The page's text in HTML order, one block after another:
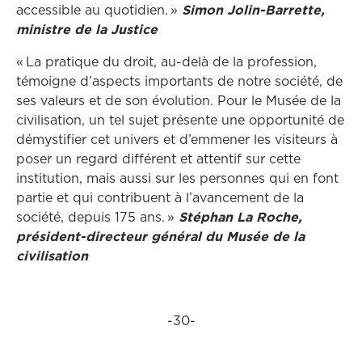
accessible au quotidien. » Simon Jolin-Barrette,
ministre de la Justice
« La pratique du droit, au-delà de la profession,
témoigne d’aspects importants de notre société, de
ses valeurs et de son évolution. Pour le Musée de la
civilisation, un tel sujet présente une opportunité de
démystifier cet univers et d’emmener les visiteurs à
poser un regard différent et attentif sur cette
institution, mais aussi sur les personnes qui en font
partie et qui contribuent à l’avancement de la
société, depuis 175 ans. » Stéphan La Roche,
président-directeur général du Musée de la
civilisation
-30-